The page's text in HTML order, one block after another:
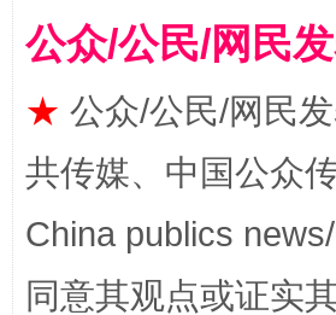
阿坝州三大球赛在茂县开幕
公众/公民/网民
★ 公众/公民/网民
共传媒、中国公众
China publics
同意其观点或证实